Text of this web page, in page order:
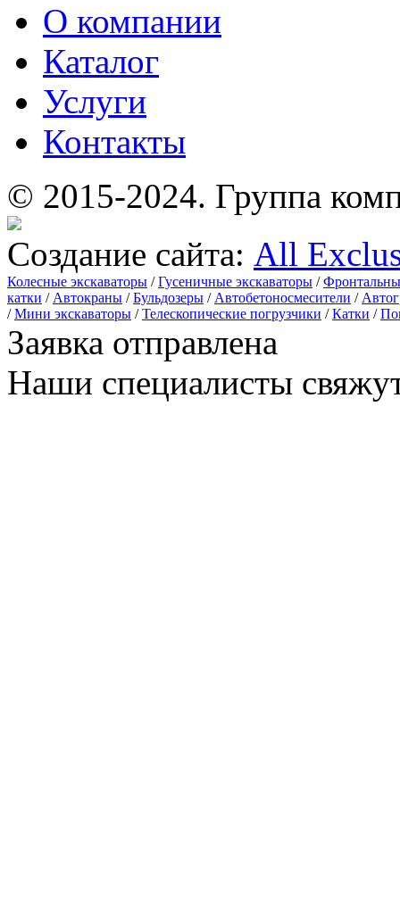
О компании
Каталог
Услуги
Контакты
© 2015-2024. Группа
Создание сайта: All
Колесные экскаваторы /Гусеничные экскаваторы /
катки / Автокраны /Бульдозеры / Автобетоносмесители /
/Мини экскаваторы /Телескопические погрузчики /Катки /
Заявка отправлена
Наши специалисты